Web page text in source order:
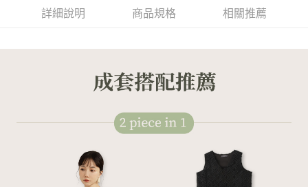
詳細說明 商品規格 相關推薦